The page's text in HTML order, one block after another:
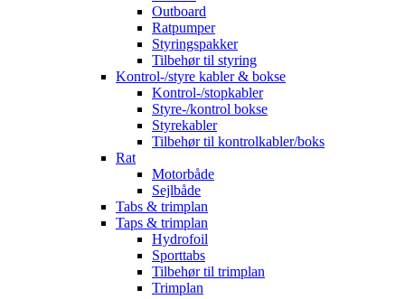
Outboard
Ratpumper
Styringspakker
Tilbehør til styring
Kontrol-/styre kabler & bokse
Kontrol-/stopkabler
Styre-/kontrol bokse
Styrekabler
Tilbehør til kontrolkabler/boks
Rat
Motorbåde
Sejlbåde
Tabs & trimplan
Taps & trimplan
Hydrofoil
Sporttabs
Tilbehør til trimplan
Trimplan